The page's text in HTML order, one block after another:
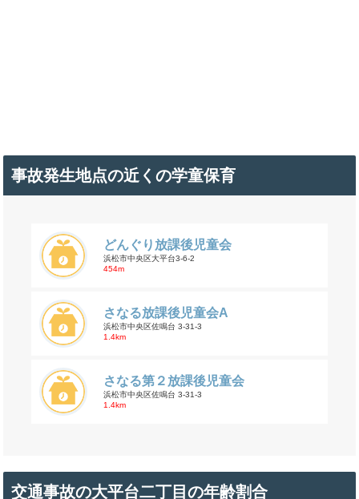
事故発生地点の近くの学童保育
どんぐり放課後児童会
浜松市中央区大平台3-6-2
454m
さなる放課後児童会A
浜松市中央区佐鳴台 3-31-3
1.4km
さなる第２放課後児童会
浜松市中央区佐鳴台 3-31-3
1.4km
交通事故の大平台二丁目の年齢割合